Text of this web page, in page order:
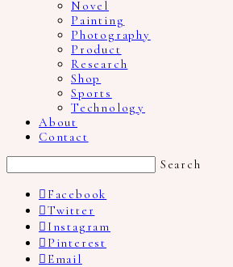
Novel
Painting
Photography
Product
Research
Shop
Sports
Technology
About
Contact
Search
Facebook
Twitter
Instagram
Pinterest
Email